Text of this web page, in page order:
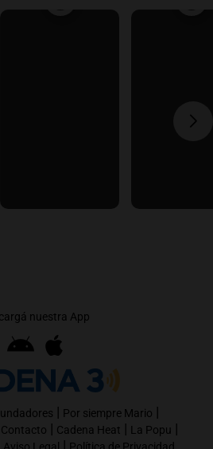
nuestra App
| Por siempre Mario |
Contacto | Cadena Heat | La Popu |
|